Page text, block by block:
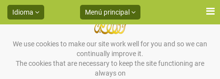
We use cookies to make our site work well for you and so we can
continually improve it.
The cookies that are necessary to keep the site functioning are
always on
Idioma Menú principal